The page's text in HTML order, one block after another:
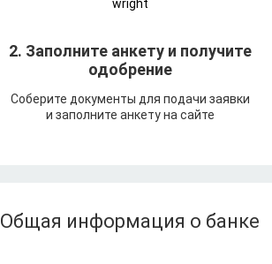
2. Заполните анкету и получите
одобрение
Соберите документы для подачи заявки
и заполните анкету на сайте
Общая информация о банке